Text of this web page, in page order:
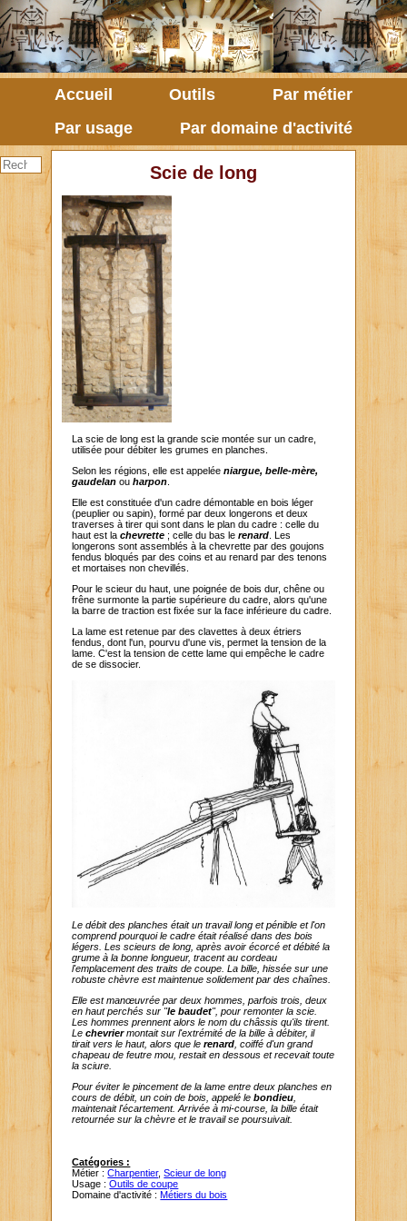
Accueil Outils
Par métier
Par usage
Par domaine d'activité
Scie de long
La scie de long est la grande scie montée sur un cadre,
utilisée pour débiter les grumes en planches.
Selon les régions, elle est appeléeniargue, belle-mère,
gaudelanouharpon
Elle est constituée d'un cadre démontable en bois léger
(peuplier ou sapin), formé par deux longerons et deux
traverses à tirer qui sont dans le plan du cadre : celle du
haut est lachevrette ; celle du bas lerenard . Les
longerons sont assemblés à la chevrette par des goujons
fendus bloqués par des coins et au renard par des tenons
et mortaises non chevillés.
Pour le scieur du haut, une poignée de bois dur, chêne ou
frêne surmonte la partie supérieure du cadre, alors qu'une
la barre de traction est fixée sur la face inférieure du cadre.
La lame est retenue par des clavettes à deux étriers
fendus, dont l'un, pourvu d'une vis, permet la tension de la
lame. C'est la tension de cette lame qui empêche le cadre
de se dissocier.
Le débit des planches était un travail long et pénible et l'on
comprend pourquoi le cadre était réalisé dans des bois
légers. Les scieurs de long, après avoir écorcé et débité la
grume à la bonne longueur, tracent au cordeau
l'emplacement des traits de coupe. La bille, hissée sur une
robuste chèvre est maintenue solidement par des chaînes.
Elle est manœuvrée par deux hommes, parfois trois, deux
en haut perchés sur "le baudet", pour remonter la scie.
Les hommes prennent alors le nom du châssis qu'ils tirent.
Lechevriermontait sur l'extrémité de la bille à débiter, il
tirait vers le haut, alors que lerenard , coiffé d'un grand
chapeau de feutre mou, restait en dessous et recevait toute
la sciure.
Pour éviter le pincement de la lame entre deux planches en
cours de débit, un coin de bois, appelé lebondieu
maintenait l'écartement. Arrivée à mi-course, la bille était
retournée sur la chèvre et le travail se poursuivait.
Catégories :
Métier :Charpentier,Scieur de long
Usage :Outils de coupe
Domaine d'activité :Métiers du bois